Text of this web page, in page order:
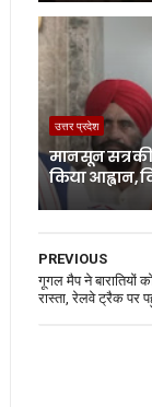
उत्तर प्रदेश
मानसून सत्र
किया आह्वान,
PREVIOUS
गूगल मैप ने बारातियों
रास्ता, रेलवे ट्रैक पर